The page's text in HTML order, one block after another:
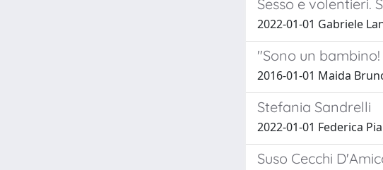
Sesso e volentieri.
2022-01-01 Gabriele
"Sono un
2016-01-01 Maida
Stefania Sandrelli
2022-01-01 Federica
Suso Cecchi